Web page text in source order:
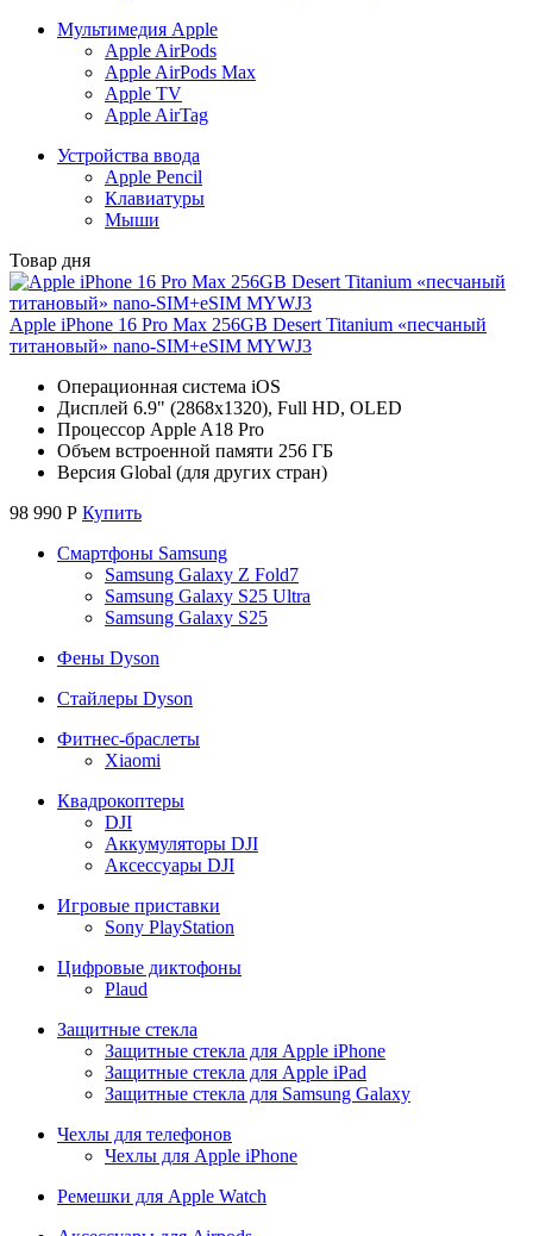
Мультимедия Apple
Apple AirPods
Apple AirPods Max
Apple TV
Apple AirTag
Устройства ввода
Apple Pencil
Клавиатуры
Мыши
Товар дня
Apple iPhone 16 Pro Max 256GB Desert Titanium «песчаный
титановый» nano-SIM+eSIM MYWJ3
Операционная система iOS
Дисплей 6.9" (2868x1320), Full HD, OLED
Процессор Apple A18 Pro
Объем встроенной памяти 256 ГБ
Версия Global (для других стран)
98 990 Р Купить
Смартфоны Samsung
Samsung Galaxy Z Fold7
Samsung Galaxy S25 Ultra
Samsung Galaxy S25
Фены Dyson
Стайлеры Dyson
Фитнес-браслеты
Xiaomi
Квадрокоптеры
DJI
Аккумуляторы DJI
Аксессуары DJI
Игровые приставки
Sony PlayStation
Цифровые диктофоны
Plaud
Защитные стекла
Защитные стекла для Apple iPhone
Защитные стекла для Apple iPad
Защитные стекла для Samsung Galaxy
Чехлы для телефонов
Чехлы для Apple iPhone
Ремешки для Apple Watch